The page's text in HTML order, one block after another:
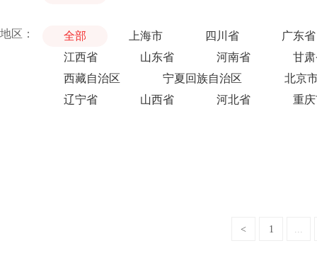
地区： 全部 上海市 四川省
广东省
江西省
山东省 河南省
甘
西藏自治区
宁夏回族自治区
北京
辽宁省
山西省 河北省 重
< 1 ...